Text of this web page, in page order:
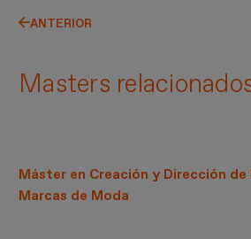
ANTERIOR
Masters
Máster en Creación y Dirección de
Marcas de Moda